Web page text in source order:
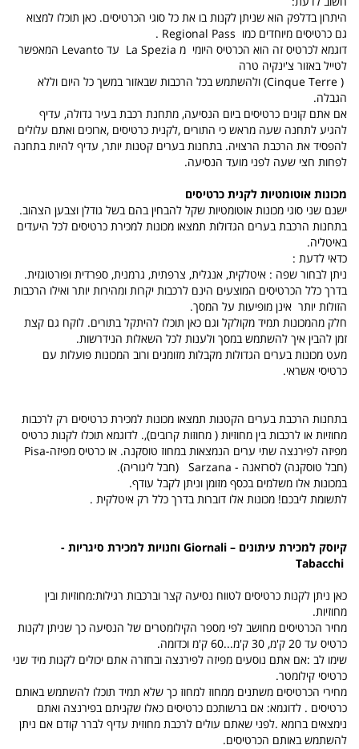
היתרון בדלפק הוא שניתן לקנות בו את כל סוגי הכרטיסים. כאן תוכלו למצוא
גם כרטיסים מיוחדים כמו Regional Pass
.
דוגמא לכרטיס זה הוא הכרטיס היומי מ La Spezia עד Levanto המאפשר
לטייל באזור צ'ינקיה טרה
(
(Cinque Terre ולהשתמש בכל הרכבות שבאזור במשך כל היום וללא
הגבלה.
אם אתם קונים כרטיסים ביום הנסיעה, מתחנת רכבת בעיר גדולה, עדיף
להגיע לתחנה שעה מראש כי התורים ,לקנית כרטיסים ,ארוכים ואתם עלולים
להפסיד את הרכבת הרצויה. בתחנות בערים קטנות יותר, עדיף להיות בתחנה
לפחות חצי שעה לפני מועד הנסיעה.
מכונות אוטומטיות לקנית כרטיסים
ישנם שני סוגי מכונות אוטומטיות שקל להבחין בהם בשל גודלן וצבען הצהוב.
בתחנות הרכבת בערים הגדולות תמצאו מכונות למכירת כרטיסים לכל היעדים
באיטליה.
כדאי לדעת :
ניתן לבחור שפה : איטלקית, אנגלית, צרפתית, גרמנית, ספרדית ופורטוגזית.
בדרך כלל הכרטיסים המוצעים הינם לרכבות יקרות ומהירות יותר ואילו הרכבות
הזולות יותר אינן מופיעות על המסך.
חלק מהמכונות תמיד מקולקל וגם כאן תוכלו להיתקל בתורים. לוקח גם קצת
זמן להבין איך להשתמש במסך ולענות לכל השאלות הנידרשות.
מעט מכונות בערים הגדולות מקבלות מזומנים ורוב המכונות פועלות עם
כרטיסי אשראי.
בתחנות הרכבת בערים הקטנות תמצאו מכונות למכירת כרטיסים רק לרכבות
מחוזיות או לרכבות בין מחוזיות ( מחוזות קרובים),. לדוגמא תוכלו לקנות כרטיס
מפיזה לפירנצה שתי ערים הנמצאות במחוז טוסקנה. או כרטיס מפיזה-Pisa
(חבל טוסקנה) לסרזאנה Sarzana -
(חבל ליגוריה).
במכונות אלו משלמים בכסף מזומן וניתן לקבל עודף.
לתשומת ליבכם! מכונות אלו דוברות בדרך כלל רק איטלקית .
קיוסק למכירת עיתונים – Giornali וחנויות למכירת סיגריות -
Tabacchi
כאן ניתן לקנות כרטיסים לטווח נסיעה קצר וברכבות רגילות:מחוזיות ובין
מחוזיות.
מחיר הכרטיסים מחושב לפי מספר הקילומטרים של הנסיעה כך שניתן לקנות
כרטיס עד 20 ק'מ, 30 ק'מ...60 ק'מ וכדומה.
שימו לב :אם אתם נוסעים מפיזה לפירנצה ובחזרה אתם יכולים לקנות מיד שני
כרטיסי קילומטר.
מחירי הכרטיסים משתנים ממחוז למחוז כך שלא תמיד תוכלו להשתמש באותם
כרטיסים . לדוגמא: אם ברשותכם כרטיסים כאלו שקניתם בפירנצה ואתם
נימצאים ברומא .לפני שאתם עולים לרכבת מחוזית עדיף לברר קודם אם ניתן
להשתמש באותם הכרטיסים.